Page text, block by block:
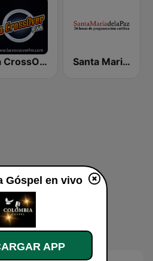
La CrossOver FM Santa Maria de la Paz 1560 AM
Góspel en vivo
APP